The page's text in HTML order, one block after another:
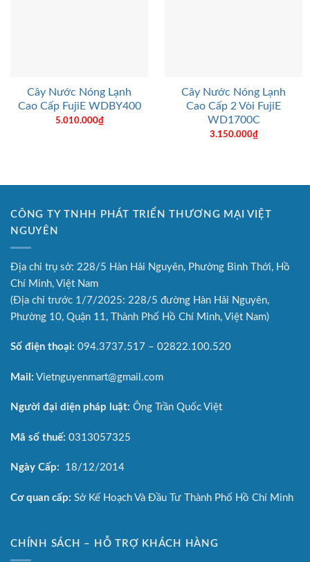
Cây Nước Nóng Lạnh
Cao Cấp FujiE WDBY400
5.010.000₫
Cây Nước Nóng Lạnh
Cao Cấp 2 Vòi FujiE
WD1700C
3.150.000₫
CÔNG TY TNHH PHÁT TRIỂN THƯƠNG MẠI VIỆT
NGUYÊN
Địa chỉ trụ sở: 228/5 Hàn Hải Nguyên, Phường Bình Thới, Hồ
Chí Minh, Việt Nam
(Địa chỉ trước 1/7/2025: 228/5 đường Hàn Hải Nguyên,
Phường 10, Quận 11, Thành Phố Hồ Chí Minh, Việt Nam)
Số điện thoại: 094.3737.517 – 02822.100.520
Mail: Vietnguyenmart@gmail.com
Người đại diện pháp luật: Ông Trần Quốc Việt
Mã số thuế: 0313057325
Ngày Cấp: 18/12/2014
Cơ quan cấp: Sở Kế Hoạch Và Đầu Tư Thành Phố Hồ Chí Minh
CHÍNH SÁCH – HỖ TRỢ KHÁCH HÀNG